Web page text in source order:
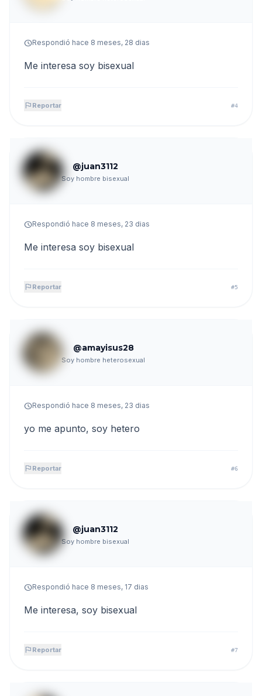
scheduleRespondió hace 8 meses, 28 dias
Me interesa soy bisexual
flag Reportar #4
@juan3112
Soy hombre bisexual
scheduleRespondió hace 8 meses, 23 dias
Me interesa soy bisexual
flag Reportar #5
@amayisus28
Soy hombre heterosexual
scheduleRespondió hace 8 meses, 23 dias
yo me apunto, soy hetero
flag Reportar #6
@juan3112
Soy hombre bisexual
scheduleRespondió hace 8 meses, 17 dias
Me interesa, soy bisexual
flag Reportar #7